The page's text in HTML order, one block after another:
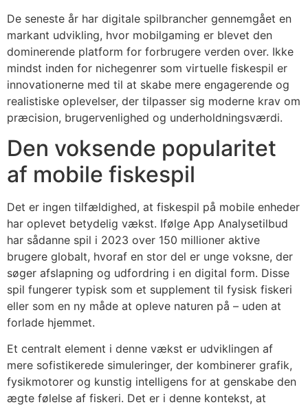
De seneste år har digitale spilbrancher gennemgået en
markant udvikling, hvor mobilgaming er blevet den
dominerende platform for forbrugere verden over. Ikke
mindst inden for nichegenrer som virtuelle fiskespil er
innovationerne med til at skabe mere engagerende og
realistiske oplevelser, der tilpasser sig moderne krav om
præcision, brugervenlighed og underholdningsværdi.
Den voksende popularitet
af mobile fiskespil
Det er ingen tilfældighed, at fiskespil på mobile enheder
har oplevet betydelig vækst. Ifølge App Analysetilbud
har sådanne spil i 2023 over 150 millioner aktive
brugere globalt, hvoraf en stor del er unge voksne, der
søger afslapning og udfordring i en digital form. Disse
spil fungerer typisk som et supplement til fysisk fiskeri
eller som en ny måde at opleve naturen på – uden at
forlade hjemmet.
Et centralt element i denne vækst er udviklingen af
mere sofistikerede simuleringer, der kombinerer grafik,
fysikmotorer og kunstig intelligens for at genskabe den
ægte følelse af fiskeri. Det er i denne kontekst, at